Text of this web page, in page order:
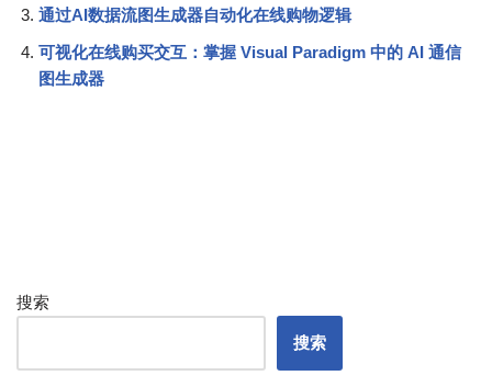
通过AI数据流图生成器自动化在线购物逻辑
可视化在线购买交互：掌握 Visual Paradigm 中的 AI 通信
图生成器
搜索
搜索